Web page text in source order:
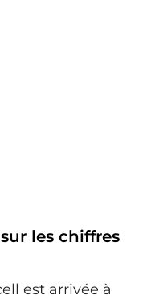
les chiffres
est arrivée à